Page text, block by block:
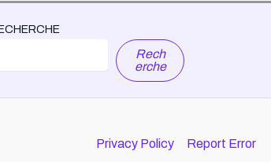
Rech
erche
Privacy Policy Report Error